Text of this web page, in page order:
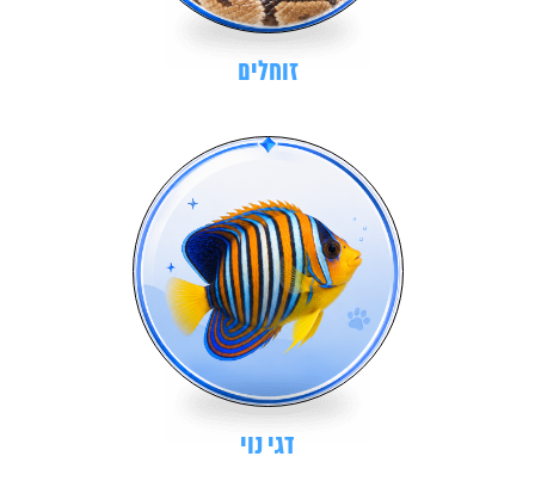
זוחלים
דגי נוי